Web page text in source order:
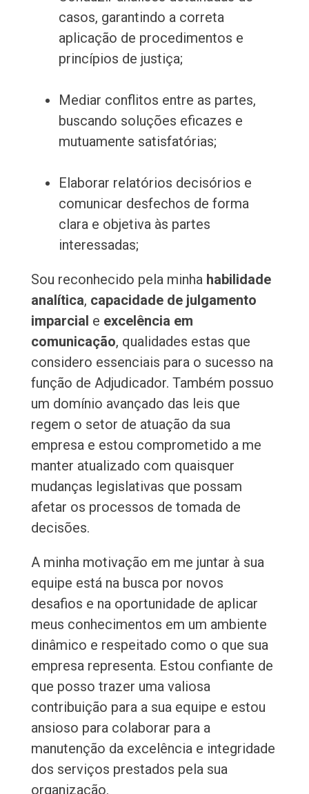
casos, garantindo a correta
aplicação de procedimentos e
princípios de justiça;
Mediar conflitos entre as partes,
buscando soluções eficazes e
mutuamente satisfatórias;
Elaborar relatórios decisórios e
comunicar desfechos de forma
clara e objetiva às partes
interessadas;
Sou reconhecido pela minha habilidade
analítica, capacidade de julgamento
imparcial e excelência em
comunicação, qualidades estas que
considero essenciais para o sucesso na
função de Adjudicador. Também possuo
um domínio avançado das leis que
regem o setor de atuação da sua
empresa e estou comprometido a me
manter atualizado com quaisquer
mudanças legislativas que possam
afetar os processos de tomada de
decisões.
A minha motivação em me juntar à sua
equipe está na busca por novos
desafios e na oportunidade de aplicar
meus conhecimentos em um ambiente
dinâmico e respeitado como o que sua
empresa representa. Estou confiante de
que posso trazer uma valiosa
contribuição para a sua equipe e estou
ansioso para colaborar para a
manutenção da excelência e integridade
dos serviços prestados pela sua
organização.